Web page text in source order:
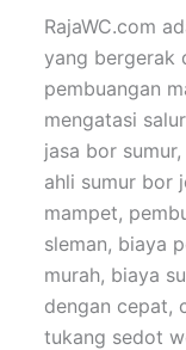
RajaWC.com
yang bergerak
pembuangan
mengatasi
jasa bor
ahli sumur bor
mampet,
sleman, biaya
murah, biaya
dengan cepat,
tukang sedot